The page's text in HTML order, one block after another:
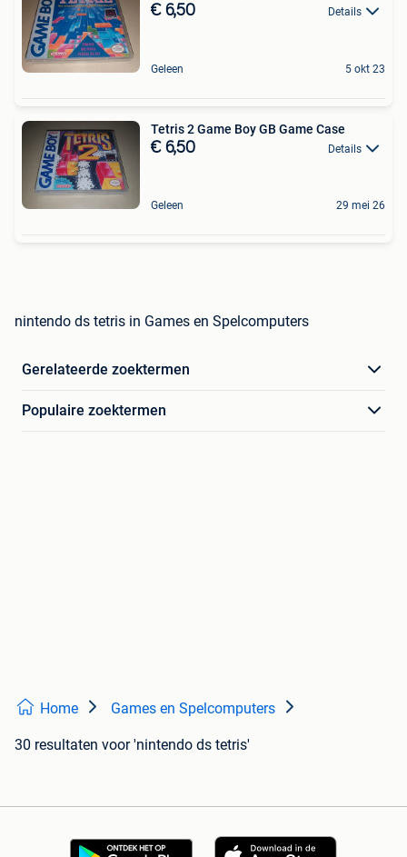
€ 6,50 Details
Geleen 5 okt 23
Tetris 2 Game Boy GB Game Case
€ 6,50 Details
Geleen 29 mei 26
nintendo ds tetris in Games en Spelcomputers
Gerelateerde zoektermen
Populaire zoektermen
Home Games en Spelcomputers
30 resultaten voor 'nintendo ds tetris'